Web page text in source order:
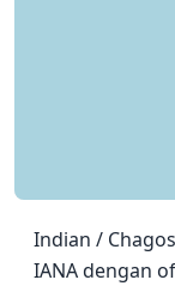
Indian /
IANA dengan